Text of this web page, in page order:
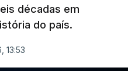
décadas em
do país.
13:53